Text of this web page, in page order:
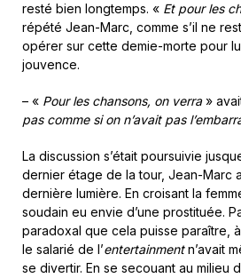
resté bien longtemps. « Et pour les
répété Jean-Marc, comme s’il ne
opérer sur cette demie-morte pour
jouvence.
– « Pour les chansons, on verra»
pas comme si on n’avait pas
La discussion s’était poursuivie
dernier étage de la tour, Jean-Marc
dernière lumière. En croisant la
soudain eu envie d’une prostituée.
paradoxal que cela puisse paraître,
le salarié de l’entertainmentn’avait
se divertir. En se secouant au milieu